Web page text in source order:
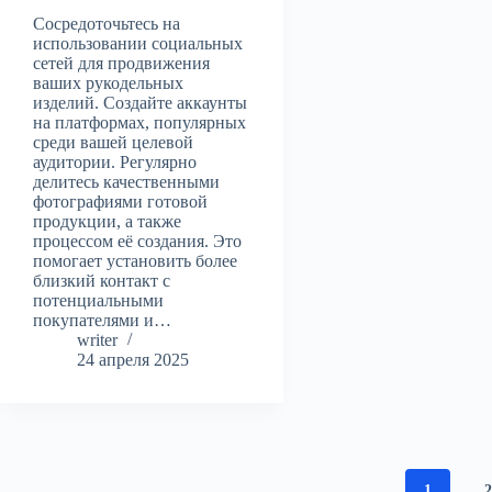
Сосредоточьтесь на
использовании социальных
сетей для продвижения
ваших рукодельных
изделий. Создайте аккаунты
на платформах, популярных
среди вашей целевой
аудитории. Регулярно
делитесь качественными
фотографиями готовой
продукции, а также
процессом её создания. Это
помогает установить более
близкий контакт с
потенциальными
покупателями и…
writer
24 апреля 2025